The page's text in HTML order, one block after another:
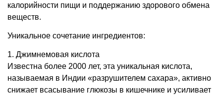
калорийности пищи и поддержанию здорового обмена
веществ.
Уникальное сочетание ингредиентов:
1. Джимнемовая кислота
Известна более 2000 лет, эта уникальная кислота,
называемая в Индии «разрушителем сахара», активно
снижает всасывание глюкозы в кишечнике и усиливает